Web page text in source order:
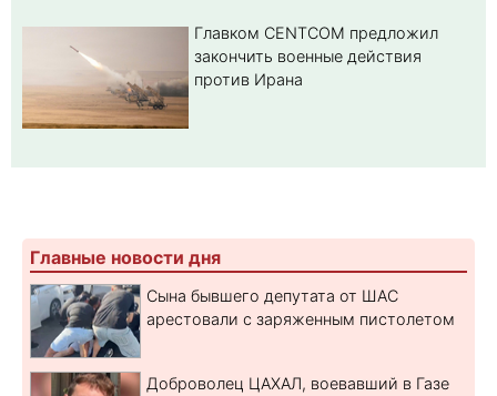
Главком CENTCOM предложил
закончить военные действия
против Ирана
Главные новости дня
Сына бывшего депутата от ШАС
арестовали с заряженным пистолетом
Доброволец ЦАХАЛ, воевавший в Газе